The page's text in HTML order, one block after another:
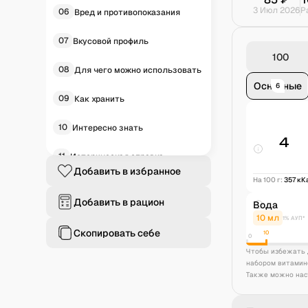
06 Вред и противопоказания
07 Вкусовой профиль
08 Для чего можно использовать
09 Как хранить
10 Интересно знать
11 Историческая справка
Добавить в избранное
Добавить в рацион
Скопировать себе
3 Июл 2026
Основные
6
4
На 100 г: 357
Вода
10 мл 1% АУП*
0 10
Чтобы избежать
набором
Также можно